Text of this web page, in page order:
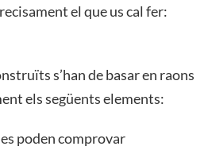
el que us cal fer:
s’han de basar en raons
els següents elements:
poden comprovar